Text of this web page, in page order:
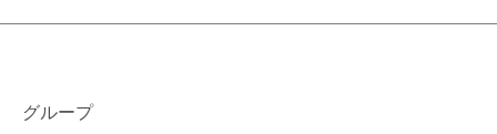
グループ